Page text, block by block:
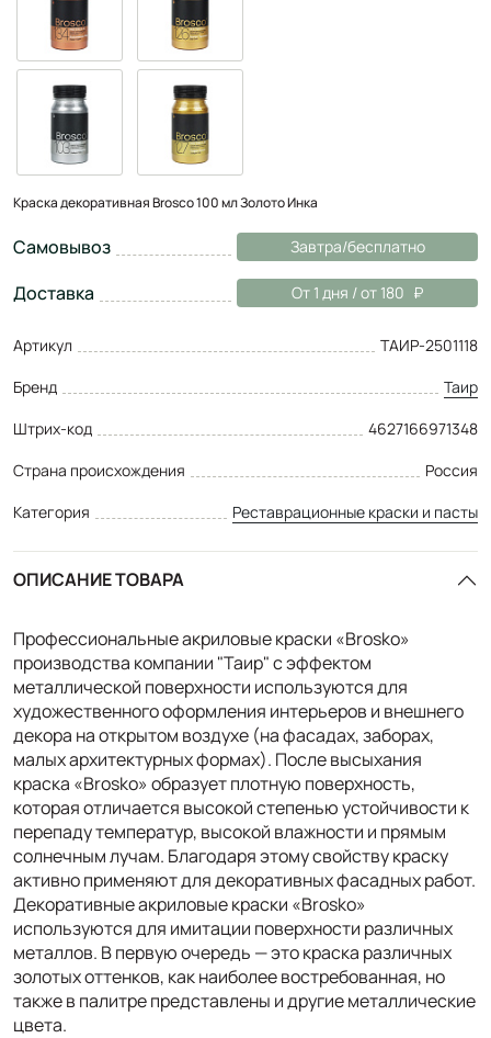
Краска декоративная Brosco 100 мл Золото Инка
Самовывоз Завтра/бесплатно
Доставка От 1 дня / от 180
Артикул
ТАИР-2501118
Бренд
Таир
Штрих-код
4627166971348
Страна происхождения
Россия
Категория
Реставрационные краски и пасты
ОПИСАНИЕ ТОВАРА
Профессиональные акриловые краски «Brosko»
производства компании "Таир" с эффектом
металлической поверхности используются для
художественного оформления интерьеров и внешнего
декора на открытом воздухе (на фасадах, заборах,
малых архитектурных формах). После высыхания
краска «Brosko» образует плотную поверхность,
которая отличается высокой степенью устойчивости к
перепаду температур, высокой влажности и прямым
солнечным лучам. Благодаря этому свойству краску
активно применяют для декоративных фасадных работ.
Декоративные акриловые краски «Brosko»
используются для имитации поверхности различных
металлов. В первую очередь — это краска различных
золотых оттенков, как наиболее востребованная, но
также в палитре представлены и другие металлические
цвета.